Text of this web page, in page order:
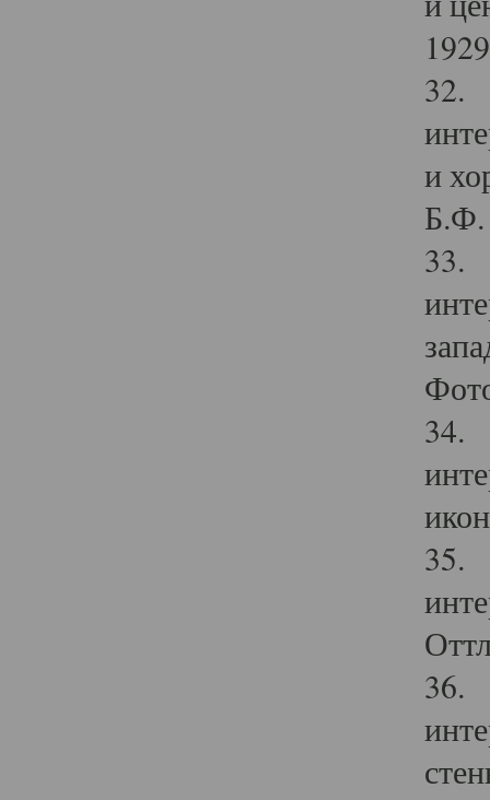
32.
и
Б.Ф.
33.
34.
35.
36.